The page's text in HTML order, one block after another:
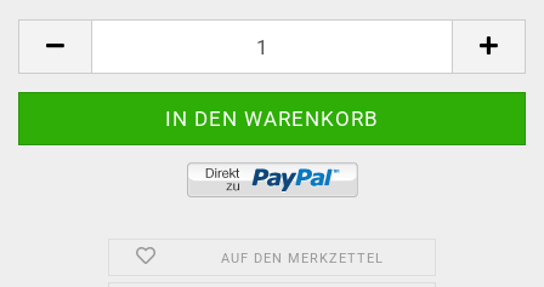
AUF DEN MERKZETTEL